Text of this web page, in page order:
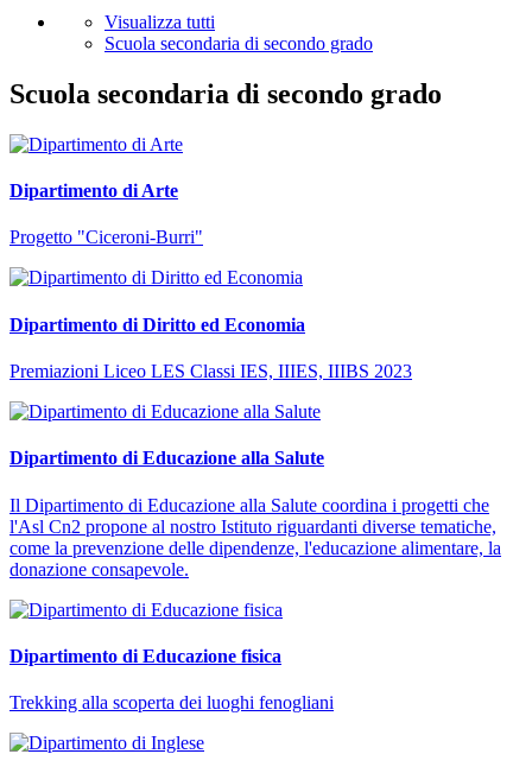
Visualizza tutti
Scuola secondaria di secondo grado
Scuola secondaria di secondo grado
Dipartimento di Arte
Progetto "Ciceroni-Burri"
Dipartimento di Diritto ed Economia
Premiazioni Liceo LES Classi IES, IIIES, IIIBS 2023
Dipartimento di Educazione alla Salute
Il Dipartimento di Educazione alla Salute coordina i progetti che
l'Asl Cn2 propone al nostro Istituto riguardanti diverse tematiche,
come la prevenzione delle dipendenze, l'educazione alimentare, la
donazione consapevole.
Dipartimento di Educazione fisica
Trekking alla scoperta dei luoghi fenogliani